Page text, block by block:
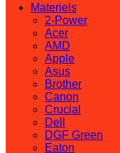
Materiels
2-Power
Acer
AMD
Apple
Asus
Brother
Canon
Crucial
Dell
DGF Green
Eaton